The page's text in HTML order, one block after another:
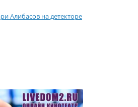
Алибасов на детекторе